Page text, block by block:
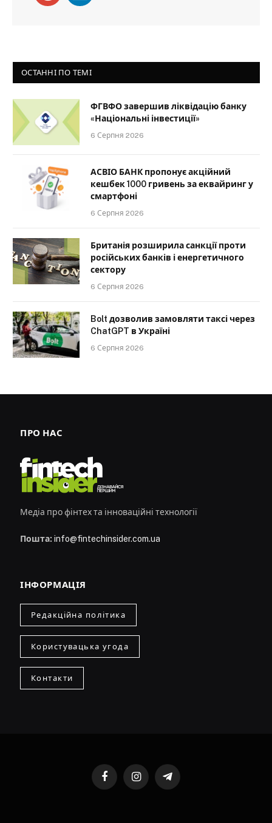
ОСТАННІ ПО ТЕМІ
ФГВФО завершив ліквідацію банку
«Національні інвестиції»
6 Серпня 2026
АСВІО БАНК пропонує акційний
кешбек 1000 гривень за еквайринг у
смартфоні
6 Серпня 2026
Британія розширила санкції проти
російських банків і енергетичного
сектору
6 Серпня 2026
Bolt дозволив замовляти таксі через
ChatGPT в Україні
6 Серпня 2026
ПРО НАС
Медіа про фінтех та інноваційні технології
Пошта: info@fintechinsider.com.ua
ІНФОРМАЦІЯ
Редакційна політика
Користувацька угода
Контакти
FacebookInstagramTelegram